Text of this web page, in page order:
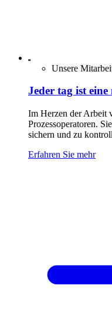
Unsere
Jeder tag ist
Im Herzen der Arbeit
Prozessoperatoren.
sichern und zu
Erfahren Sie mehr